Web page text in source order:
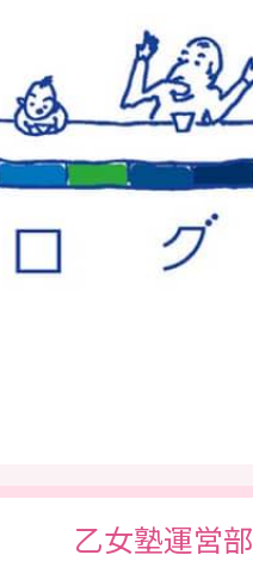
乙女塾運営部